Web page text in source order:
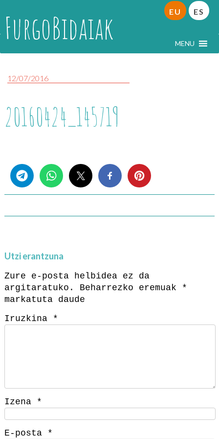
FurgoBidaiak MENU
EU ES
12/07/2016
20160424_145719
Utzi erantzuna
Zure e-posta helbidea ez da
argitaratuko.
Beharrezko eremuak
*
markatuta daude
Iruzkina
*
Izena *
E-posta *